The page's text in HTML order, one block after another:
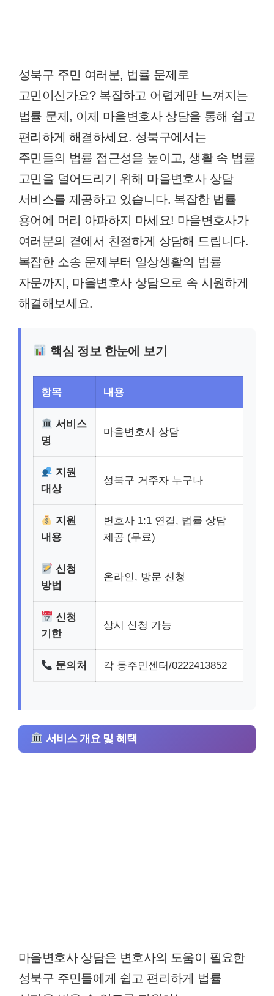
성북구 주민 여러분, 법률 문제로
고민이신가요? 복잡하고 어렵게만 느껴지는
법률 문제, 이제 마을변호사 상담을 통해 쉽고
편리하게 해결하세요. 성북구에서는
주민들의 법률 접근성을 높이고, 생활 속 법률
고민을 덜어드리기 위해 마을변호사 상담
서비스를 제공하고 있습니다. 복잡한 법률
용어에 머리 아파하지 마세요! 마을변호사가
여러분의 곁에서 친절하게 상담해 드립니다.
복잡한 소송 문제부터 일상생활의 법률
자문까지, 마을변호사 상담으로 속 시원하게
해결해보세요.
핵심 정보 한눈에 보기
항목 내용
서비스
명
마을변호사 상담
지원
대상
성북구 거주자 누구나
지원
내용
변호사 1:1 연결, 법률 상담
제공 (무료)
신청
방법
온라인, 방문 신청
신청
기한
상시 신청 가능
문의처 각 동주민센터/0222413852
서비스 개요 및 혜택
마을변호사 상담은 변호사의 도움이 필요한
성북구 주민들에게 쉽고 편리하게 법률